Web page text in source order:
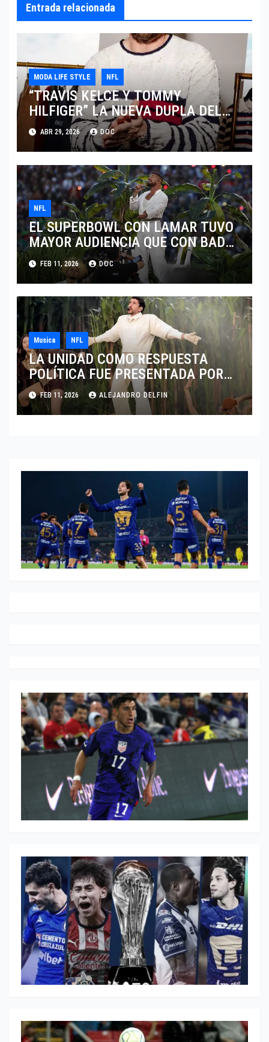
Entrada relacionada
MODA LIFE STYLE NFL
“TRAVIS KELCE Y TOMMY
HILFIGER” LA NUEVA DUPLA DEL
“CLASSIC AMERICAN COOL”
ABR 29, 2026 DOC
NFL
EL SUPERBOWL CON LAMAR TUVO
MAYOR AUDIENCIA QUE CON BAD
BUNNY
FEB 11, 2026 DOC
Musica NFL
LA UNIDAD COMO RESPUESTA
POLÍTICA FUE PRESENTADA POR
BAD BUNNY EN EL SUPER BOWL LX
FEB 11, 2026 ALEJANDRO DELFIN